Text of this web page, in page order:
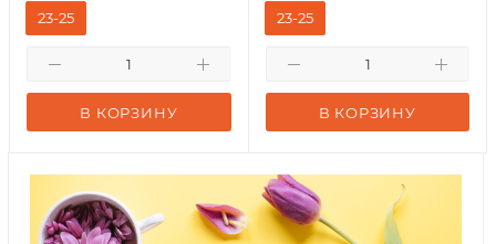
В КОРЗИНУ
23-25
В КОРЗИНУ
23-25